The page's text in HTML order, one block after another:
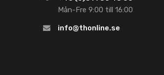
Mån-Fre 9:00 till 16:00
info@thonline.se